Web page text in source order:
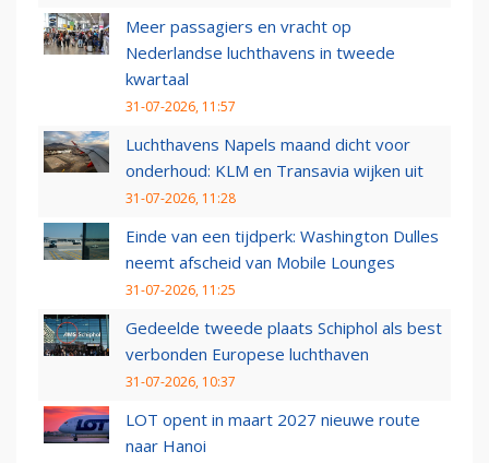
Meer passagiers en vracht op
Nederlandse luchthavens in tweede
kwartaal
31-07-2026, 11:57
Luchthavens Napels maand dicht voor
onderhoud: KLM en Transavia wijken uit
31-07-2026, 11:28
Einde van een tijdperk: Washington Dulles
neemt afscheid van Mobile Lounges
31-07-2026, 11:25
Gedeelde tweede plaats Schiphol als best
verbonden Europese luchthaven
31-07-2026, 10:37
LOT opent in maart 2027 nieuwe route
naar Hanoi